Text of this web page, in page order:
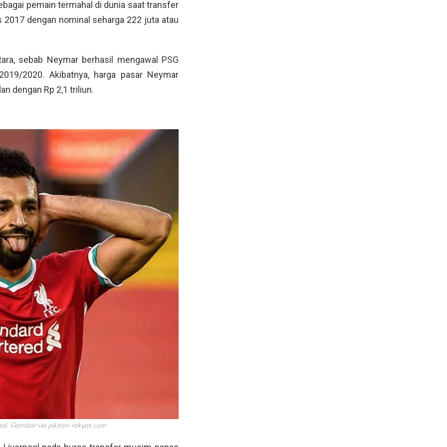
pemain termahal di dunia saat transfer
dengan nominal seharga 222 juta atau
sebab Neymar berhasil mengawal PSG
2020. Akibatnya, harga pasar Neymar
dengan Rp 2,1 triliun.
Gambar via pikiran-rakyat.com